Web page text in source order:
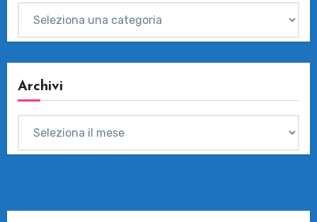
Archivi